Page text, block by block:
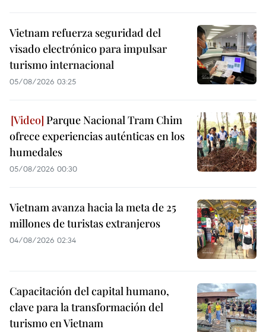
Vietnam refuerza seguridad del
visado electrónico para impulsar
turismo internacional
05/08/2026 03:25
Parque Nacional Tram Chim
ofrece experiencias auténticas en los
humedales
05/08/2026 00:30
Vietnam avanza hacia la meta de 25
millones de turistas extranjeros
04/08/2026 02:34
Capacitación del capital humano,
clave para la transformación del
turismo en Vietnam